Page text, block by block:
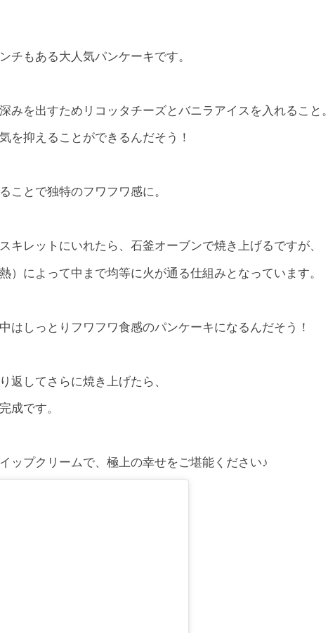
チもある大人気パンケーキです。
みを出すためリコッタチーズとバニラアイスを入れること。
を抑えることができるんだそう！
ことで独特のフワフワ感に。
キレットにいれたら、石釜オーブンで焼き上げるですが、
）によって中まで均等に火が通る仕組みとなっています。
はしっとりフワフワ食感のパンケーキになるんだそう！
返してさらに焼き上げたら、
成です。
ップクリームで、極上の幸せをご堪能ください♪